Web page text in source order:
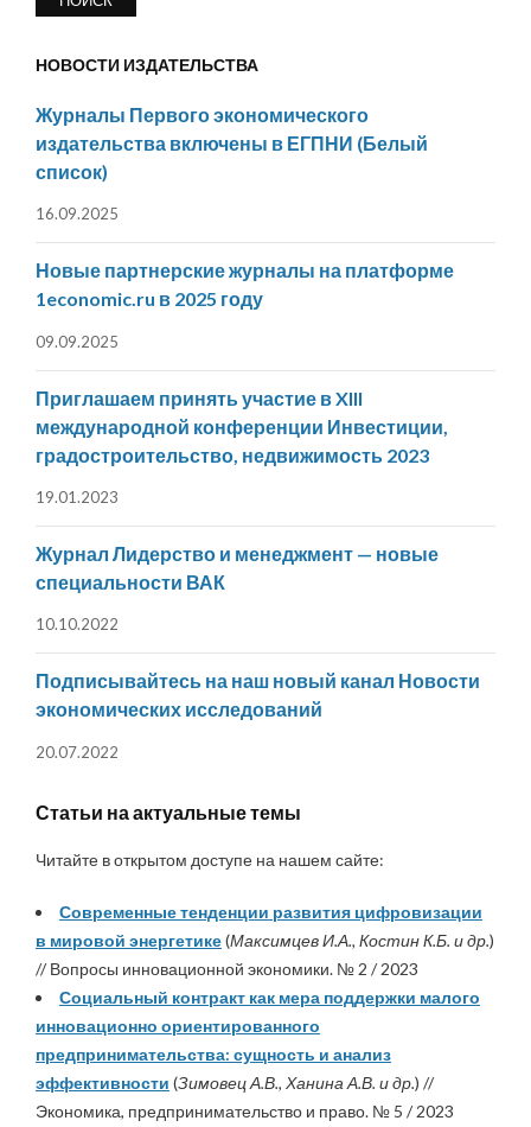
НОВОСТИ ИЗДАТЕЛЬСТВА
Журналы Первого экономического
издательства включены в ЕГПНИ (Белый
список)
16.09.2025
Новые партнерские журналы на платформе
1economic.ru в 2025 году
09.09.2025
Приглашаем принять участие в XIII
международной конференции Инвестиции,
градостроительство, недвижимость 2023
19.01.2023
Журнал Лидерство и менеджмент — новые
специальности ВАК
10.10.2022
Подписывайтесь на наш новый канал Новости
экономических исследований
20.07.2022
Статьи на актуальные темы
Читайте в открытом доступе на нашем сайте:
Современные тенденции развития цифровизации
в мировой энергетике(Максимцев И.А., Костин К.Б. и др.)
// Вопросы инновационной экономики. № 2 / 2023
Социальный контракт как мера поддержки малого
инновационно ориентированного
предпринимательства: сущность и анализ
эффективности (Зимовец А.В., Ханина А.В. и др.) //
Экономика, предпринимательство и право. № 5 / 2023